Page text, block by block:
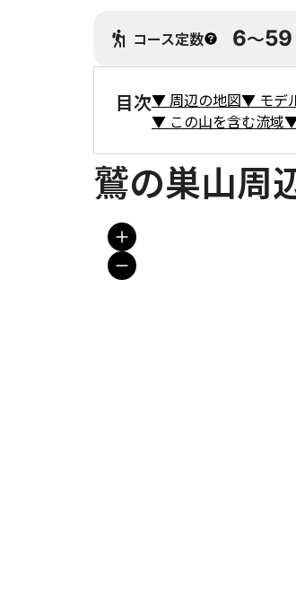
コース定数 6〜59
目次▼ 周辺の地図▼ モデ
▼ この山を含む流域
鷲の巣山周